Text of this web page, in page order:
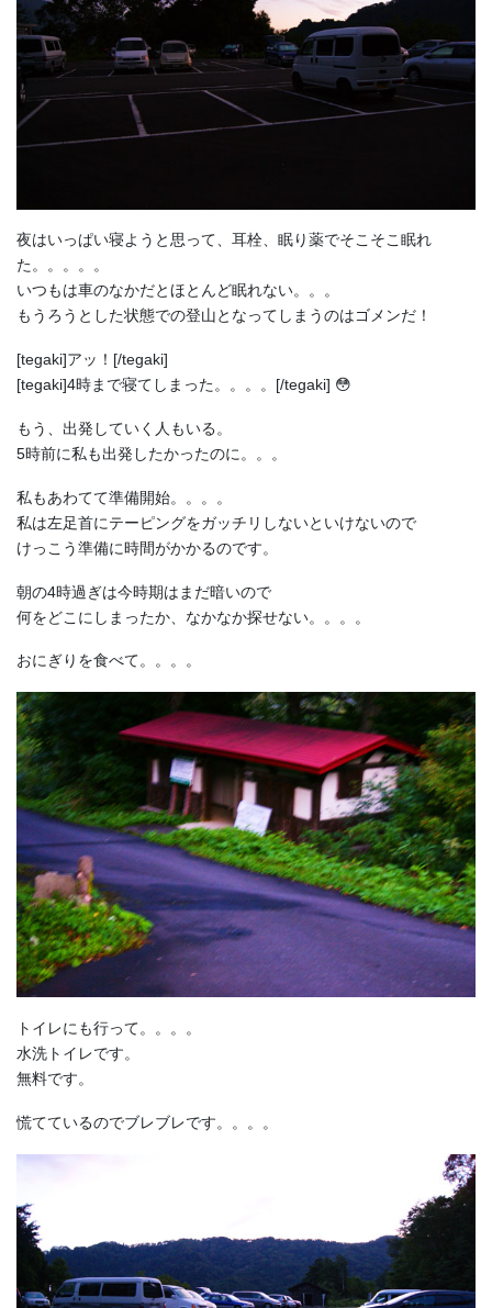
夜はいっぱい寝ようと思って、耳栓、眠り薬でそこそこ眠れ
た。。。。。
いつもは車のなかだとほとんど眠れない。。。
もうろうとした状態での登山となってしまうのはゴメンだ！
[tegaki]アッ！[/tegaki]
[tegaki]4時まで寝てしまった。。。。[/tegaki] 😳
もう、出発していく人もいる。
5時前に私も出発したかったのに。。。
私もあわてて準備開始。。。。
私は左足首にテーピングをガッチリしないといけないので
けっこう準備に時間がかかるのです。
朝の4時過ぎは今時期はまだ暗いので
何をどこにしまったか、なかなか探せない。。。。
おにぎりを食べて。。。。
トイレにも行って。。。。
水洗トイレです。
無料です。
慌てているのでブレブレです。。。。